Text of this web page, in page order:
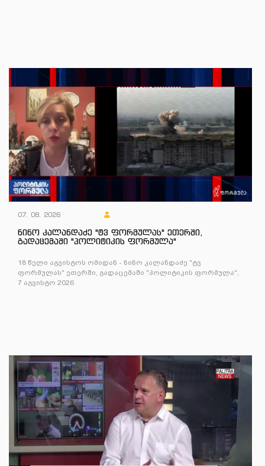
07. 08. 2026
ნინო კალანდაძე "ტვ ფორმულას" ეთერში,
გადაცემაში "პოლიტიკის ფორმულა"
18 წელი აგვისტოს ომიდან - ნინო კალანდაძე "ტვ
ფორმულას" ეთერში, გადაცემაში "პოლიტიკის ფორმულა",
7 აგვისტო 2026